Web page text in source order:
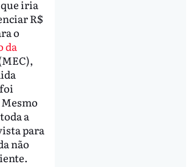
iria
R$
o
da
a
para
não